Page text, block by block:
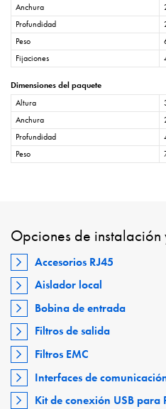
Anchura
Profundidad
Peso
Fijaciones
Dimensiones del paquete
Altura
Anchura
Profundidad
Peso
Opciones de
Accesorios RJ45
Aislador local
Bobina de entrada
Filtros de salida
Filtros EMC
Interfaces de
Kit de conexión USB para